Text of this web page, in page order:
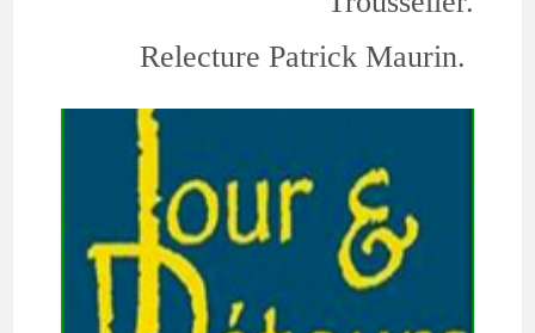
Relecture Patrick Maurin.